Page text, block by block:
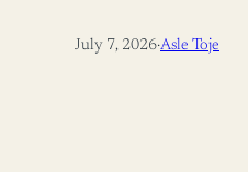
July 7, 2026·Asle Toje